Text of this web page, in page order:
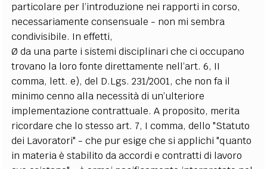
particolare per l’introduzione nei rapporti in corso,
necessariamente consensuale - non mi sembra
condivisibile. In effetti,
Ø da una parte i sistemi disciplinari che ci occupano
trovano la loro fonte direttamente nell’art. 6, II
comma, lett. e), del D.Lgs. 231/2001, che non fa il
minimo cenno alla necessità di un’ulteriore
implementazione contrattuale. A proposito, merita
ricordare che lo stesso art. 7, I comma, dello "Statuto
dei Lavoratori" - che pur esige che si applichi "quanto
in materia è stabilito da accordi e contratti di lavoro